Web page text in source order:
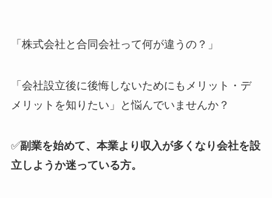
「株式会社と合同会社って何が違うの？」
「会社設立後に後悔しないためにもメリット・デ
メリットを知りたい」と悩んでいませんか？
✅副業を始めて、本業より収入が多くなり会社を設
立しようか迷っている方。